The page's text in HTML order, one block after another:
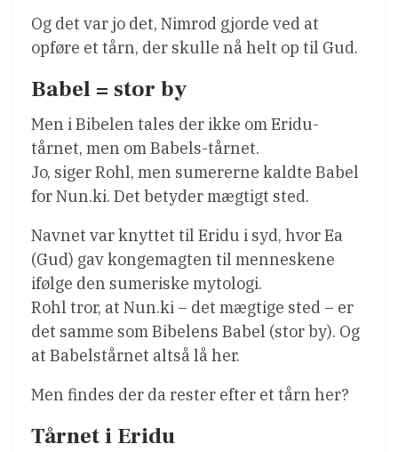
Og det var jo det, Nimrod gjorde ved at
opføre et tårn, der skulle nå helt op til Gud.
Babel = stor by
Men i Bibelen tales der ikke om Eridu-
tårnet, men om Babels-tårnet.
Jo, siger Rohl, men sumererne kaldte Babel
for Nun.ki. Det betyder mægtigt sted.
Navnet var knyttet til Eridu i syd, hvor Ea
(Gud) gav kongemagten til menneskene
ifølge den sumeriske mytologi.
Rohl tror, at Nun.ki – det mægtige sted – er
det samme som Bibelens Babel (stor by). Og
at Babelstårnet altså lå her.
Men findes der da rester efter et tårn her?
Tårnet i Eridu